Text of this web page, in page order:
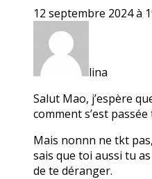
12 septembre 2024 à
lina
Salut Mao, j’espère
comment s’est
Mais nonnn ne tkt
sais que toi aussi tu
de te déranger.